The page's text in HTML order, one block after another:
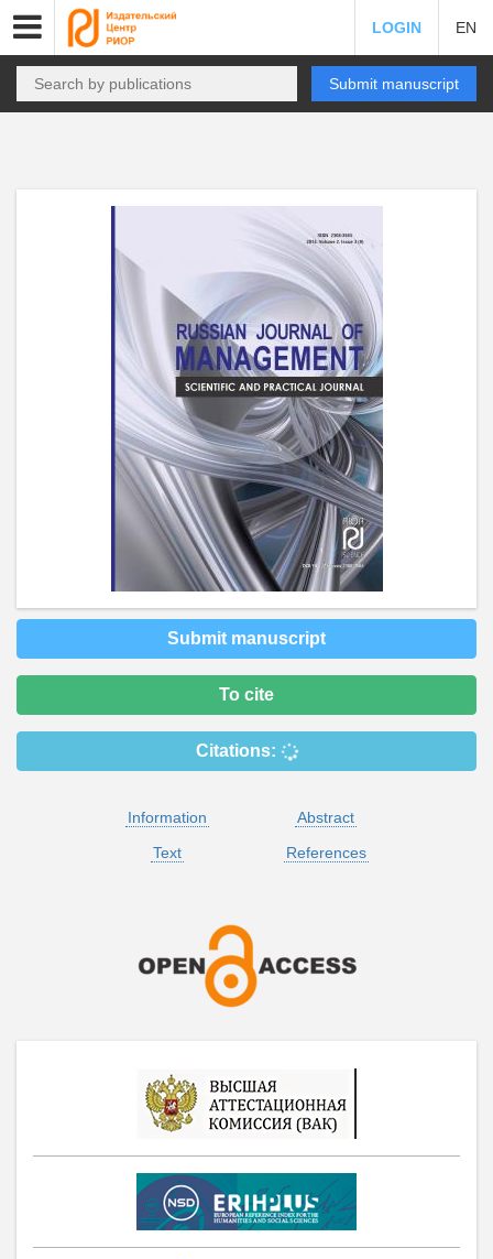
LOGIN EN
Submit manuscript
Submit manuscript
To cite
Citations:
Information
Abstract
Text
References